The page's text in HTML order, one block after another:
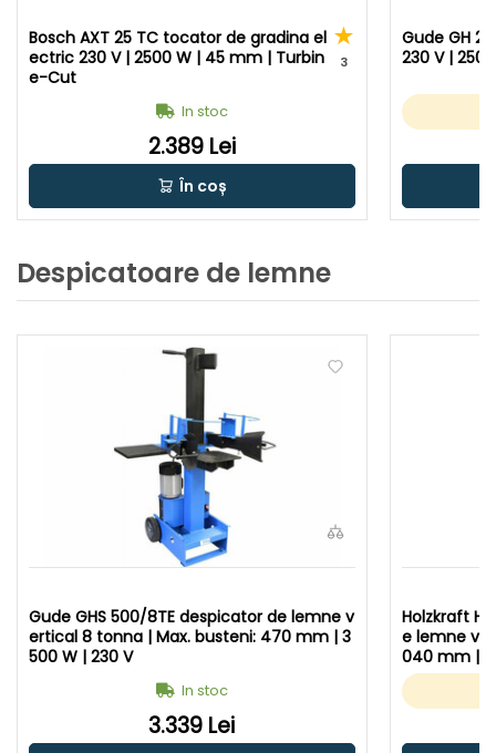
Bosch AXT 25 TC tocator de gradina el
ectric 230 V | 2500 W | 45 mm | Turbin
e-Cut
3
In stoc
2.389 Lei
În coș
Gude GH
230 V |
Despicatoare de lemne
Gude GHS 500/8TE despicator de lemne v
ertical 8 tonna | Max. busteni: 470 mm | 3
500 W | 230 V
In stoc
3.339 Lei
Holzkraft
e lemne
040 mm |